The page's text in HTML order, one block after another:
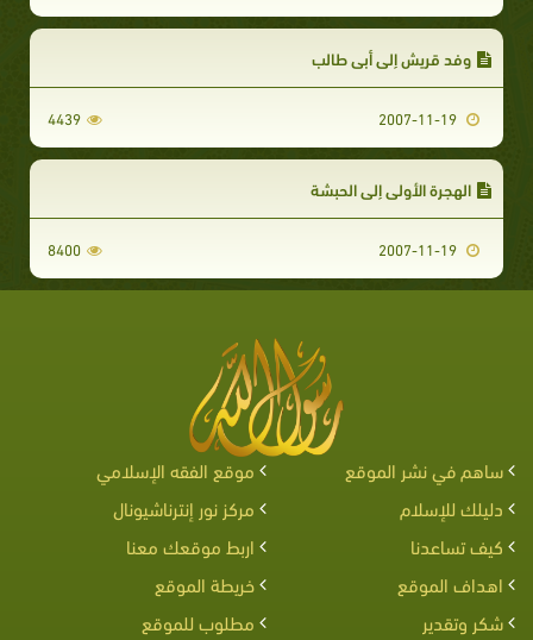
وفد قريش إلى أبي طالب
4439
الهجرة الأولى إلى الحبشة
8400
ساهم في نشر الموقع
موقع الفقه الإسلامي
دليلك للإسلام
مركز نور إنترناشيونال
كيف تساعدنا
اربط موقعك معنا
اهداف الموقع
خريطة الموقع
شكر وتقدير
مطلوب للموقع